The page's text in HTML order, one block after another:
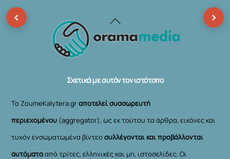
Back
To
Σχετικά με αυτόν τον ιστότοπο
Το ZoumeKalytera.grαποτελεί συσσωρευτή
περιεχομένου (aggregator), ως εκ τούτου τα άρθρα, εικόνες και
τυχόν ενσωματωμένα βίντεοσυλλέγονται και προβάλλονται
αυτόματααπό τρίτες, ελληνικές και μη, ιστοσελίδες. Οι
‹ ›